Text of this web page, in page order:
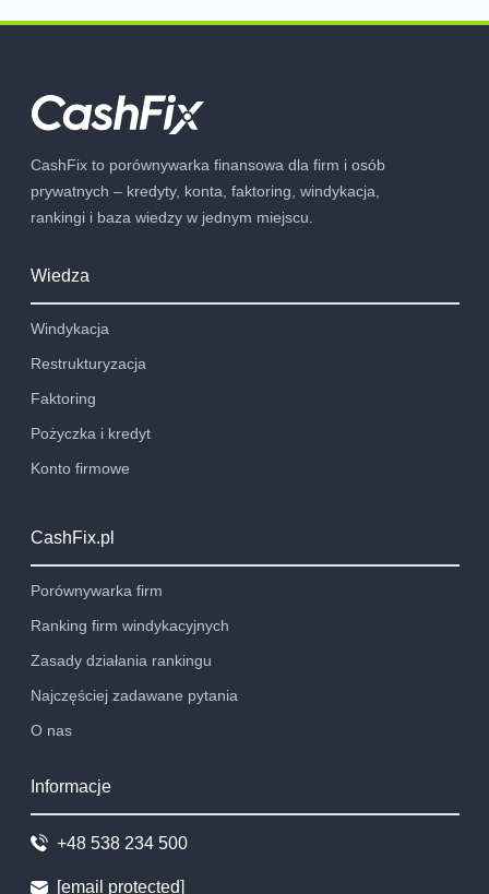
CashFix to porównywarka finansowa dla firm i osób
prywatnych – kredyty, konta, faktoring, windykacja,
rankingi i baza wiedzy w jednym miejscu.
Wiedza
Windykacja
Restrukturyzacja
Faktoring
Pożyczka i kredyt
Konto firmowe
CashFix.pl
Porównywarka firm
Ranking firm windykacyjnych
Zasady działania rankingu
Najczęściej zadawane pytania
O nas
Informacje
+48 538 234 500
[email protected]